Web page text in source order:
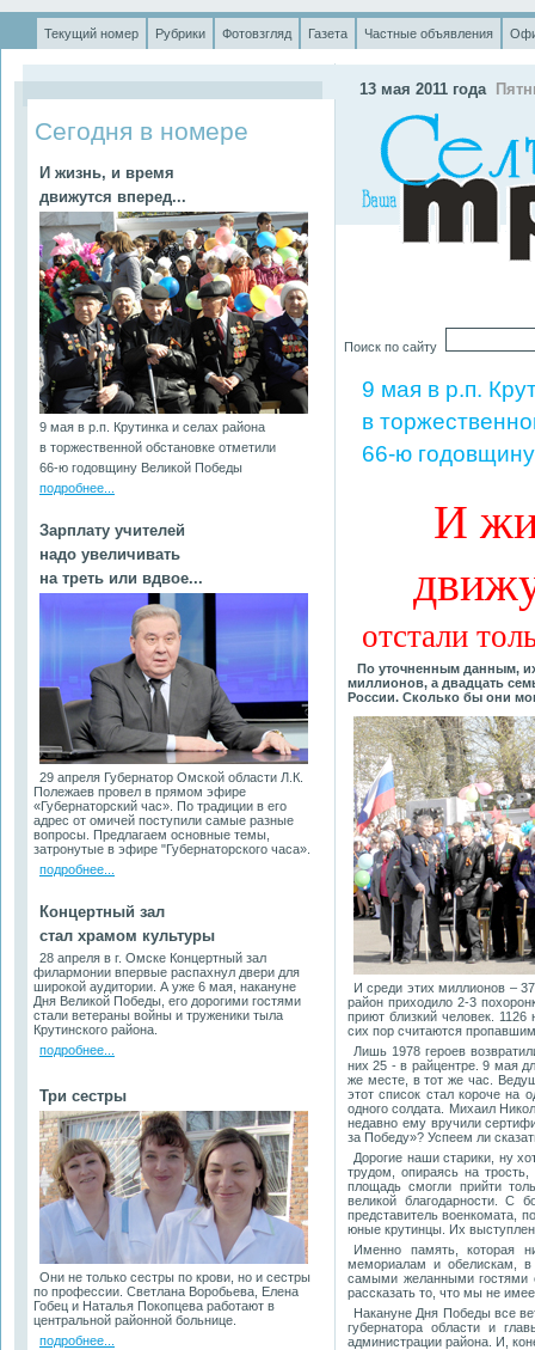
Текущий номер Рубрики Фотовзгляд Газета Частные объявления
Сегодня в номере
И жизнь, и время
движутся вперед...
9 мая в р.п. Крутинка и селах района
в торжественной обстановке отметили
66-ю годовщину Великой Победы
подробнее...
Зарплату учителей
надо увеличивать
на треть или вдвое...
29 апреля Губернатор Омской области Л.К.
Полежаев провел в прямом эфире
«Губернаторский час». По традиции в его
адрес от омичей поступили самые разные
вопросы. Предлагаем основные темы,
затронутые в эфире "Губернаторского часа».
подробнее...
Концертный зал
стал храмом культуры
28 апреля в г. Омске Концертный зал
филармонии впервые распахнул двери для
широкой аудитории. А уже 6 мая, накануне
Дня Великой Победы, его дорогими гостями
стали ветераны войны и труженики тыла
Крутинского района.
подробнее...
Три сестры
Они не только сестры по крови, но и сестры
по профессии. Светлана Воробьева, Елена
Гобец и Наталья Покопцева работают в
центральной районной больнице.
подробнее...
13 мая 2011 года
Поиск по сайту
9 мая в р.п.
в
66-ю
И
отстали
По уточненным данным,
миллионов, а двадцать
России. Сколько бы они
И среди этих миллионов –
район приходило 2-3
приют близкий человек.
сих пор считаются
Лишь 1978 героев
них 25 - в райцентре. 9 мая
же месте, в тот же час.
этот список стал короче
одного солдата. Михаил
недавно ему вручили
за Победу»? Успеем ли
Дорогие наши старики, ну
трудом, опираясь на
площадь смогли прийти
великой благодарности. С
представитель военкомата,
юные крутинцы. Их
Именно память, которая
мемориалам и обелискам,
самыми желанными гостями
рассказать то, что мы не
Накануне Дня Победы все
губернатора области и
администрации района. И,